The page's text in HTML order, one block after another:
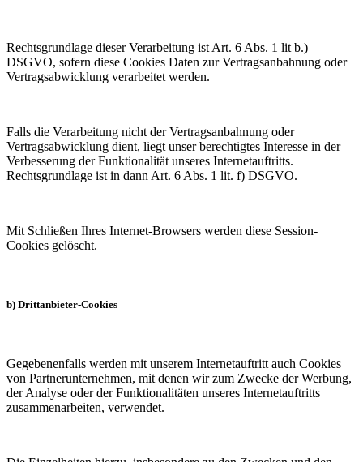
Rechtsgrundlage dieser Verarbeitung ist Art. 6 Abs. 1 lit b.)
DSGVO, sofern diese Cookies Daten zur Vertragsanbahnung oder
Vertragsabwicklung verarbeitet werden.
Falls die Verarbeitung nicht der Vertragsanbahnung oder
Vertragsabwicklung dient, liegt unser berechtigtes Interesse in der
Verbesserung der Funktionalität unseres Internetauftritts.
Rechtsgrundlage ist in dann Art. 6 Abs. 1 lit. f) DSGVO.
Mit Schließen Ihres Internet-Browsers werden diese Session-
Cookies gelöscht.
b) Drittanbieter-Cookies
Gegebenenfalls werden mit unserem Internetauftritt auch Cookies
von Partnerunternehmen, mit denen wir zum Zwecke der Werbung,
der Analyse oder der Funktionalitäten unseres Internetauftritts
zusammenarbeiten, verwendet.